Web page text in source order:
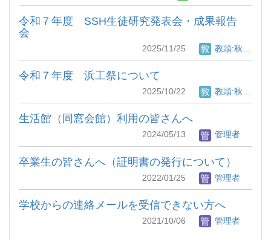
令和７年度 SSH生徒研究発表会・成果報告
会
2025/11/25 教頭:秋月 竜也
令和７年度 浜工祭について
2025/10/22 教頭:秋月 竜也
生活館（同窓会館）利用の皆さんへ
2024/05/13 管理者
卒業生の皆さんへ（証明書の発行について）
2022/01/25 管理者
学校からの連絡メールを受信できない方へ
2021/10/06 管理者